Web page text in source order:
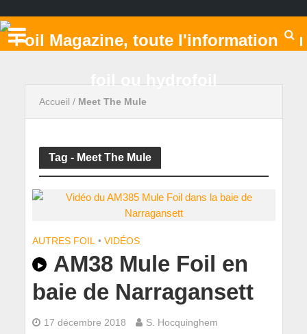
Accueil / Meet The Mule
Tag - Meet The Mule
AUTRES FOIL • VIDÉOS
AM38 Mule Foil en
baie de Narragansett
17 décembre 2018
S. Hocquinghem